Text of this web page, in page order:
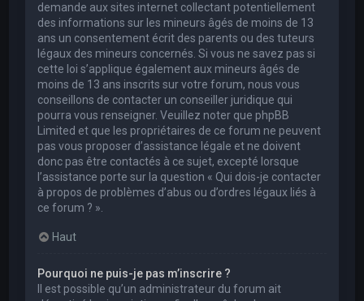
demande aux sites internet collectant potentiellement
des informations sur les mineurs âgés de moins de 13
ans un consentement écrit des parents ou des tuteurs
légaux des mineurs concernés. Si vous ne savez pas si
cette loi s’applique également aux mineurs âgés de
moins de 13 ans inscrits sur votre forum, nous vous
conseillons de contacter un conseiller juridique qui
pourra vous renseigner. Veuillez noter que phpBB
Limited et que les propriétaires de ce forum ne peuvent
pas vous proposer d’assistance légale et ne doivent
donc pas être contactés à ce sujet, excepté lorsque
l’assistance porte sur la question « Qui dois-je contacter
à propos de problèmes d’abus ou d’ordres légaux liés à
ce forum ? ».
Haut
Pourquoi ne puis-je pas m’inscrire ?
Il est possible qu’un administrateur du forum ait